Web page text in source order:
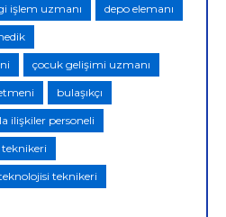
işlem uzmanı depo elemanı
çocuk gelişimi uzmanı
bulaşıkçı
ilişkiler personeli
teknikeri